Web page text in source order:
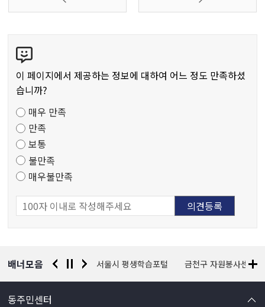
텐
츠
만
도
조
사
이 페이지에서 제공하는 정보에 대하여 어느 정도 만족하셨
습니까?
매우 만족
만족
보통
불만족
매우불만족
배너모음
찰청 유실물 통합포털 서울시 평생학습포털 금천구 자원봉사센터
동주민센터